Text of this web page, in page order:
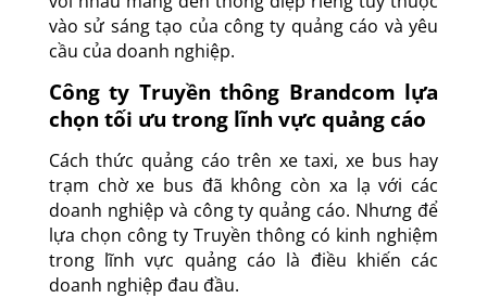
vào sử sáng tạo của công ty quảng cáo và yêu
cầu của doanh nghiệp.
Công ty Truyền thông Brandcom lựa
chọn tối ưu trong lĩnh vực quảng cáo
Cách thức quảng cáo trên xe taxi, xe bus hay
trạm chờ xe bus đã không còn xa lạ với các
doanh nghiệp và công ty quảng cáo. Nhưng để
lựa chọn công ty Truyền thông có kinh nghiệm
trong lĩnh vực quảng cáo là điều khiến các
doanh nghiệp đau đầu.